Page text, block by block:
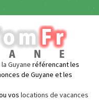
Guyane référencant les
de Guyane et les
vos locations de vacances